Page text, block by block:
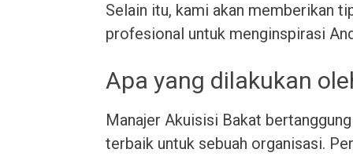
Selain itu, kami akan memberikan
profesional untuk menginspirasi
Apa yang dilakukan
Manajer Akuisisi Bakat
terbaik untuk sebuah organisasi.